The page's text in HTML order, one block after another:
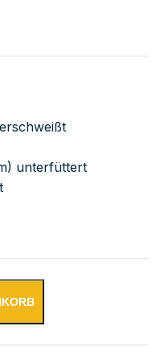
unterfüttert
Aufkantung